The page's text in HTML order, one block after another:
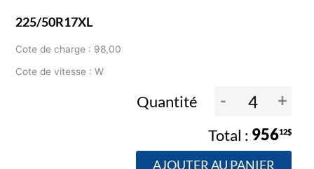
225/50R17XL
Cote de charge : 98,00
Cote de vitesse : W
Quantité - +
95612$
AJOUTER AU PANIER